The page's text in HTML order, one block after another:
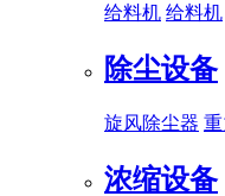
给料机 给料机
除尘设备
旋风除尘器
浓缩设备